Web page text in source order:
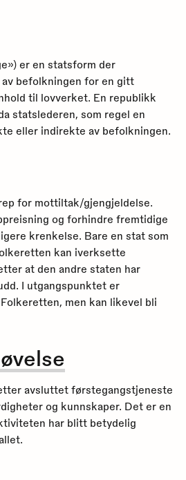
er en statsform der
befolkningen for en gitt
til lovverket. En republikk
statslederen, som regel en
eller indirekte av befolkningen.
for mottiltak/gjengjeldelse.
og forhindre fremtidige
krenkelse. Bare en stat som
kan iverksette
at den andre staten har
I utgangspunktet er
men kan likevel bli
avsluttet førstegangstjeneste
og kunnskaper. Det er en
har blitt betydelig